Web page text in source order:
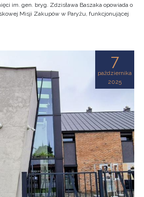
im. gen. bryg. Zdzisława Baszaka opowiada o
Misji Zakupów w Paryżu, funkcjonującej
7
października
2025